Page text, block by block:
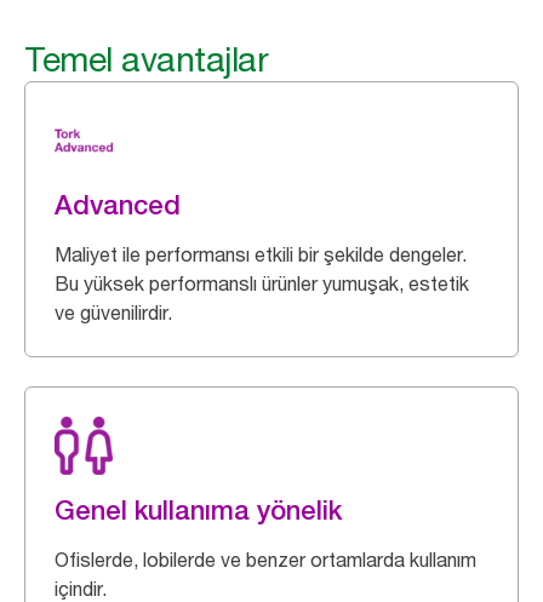
Temel avantajlar
Advanced
Maliyet ile performansı etkili bir şekilde dengeler.
Bu yüksek performanslı ürünler yumuşak, estetik
ve güvenilirdir.
Genel kullanıma yönelik
Ofislerde, lobilerde ve benzer ortamlarda kullanım
içindir.